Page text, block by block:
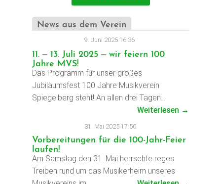
News aus dem Verein
9. Juni 2025 16:36
11. – 13. Juli 2025 – wir feiern 100
Jahre MVS!
Das Programm für unser großes
Jubiläumsfest 100 Jahre Musikverein
Spiegelberg steht! An allen drei Tagen…
Weiterlesen →
31. Mai 2025 17:50
Vorbereitungen für die 100-Jahr-Feier
laufen!
Am Samstag den 31. Mai herrschte reges
Treiben rund um das Musikerheim unseres